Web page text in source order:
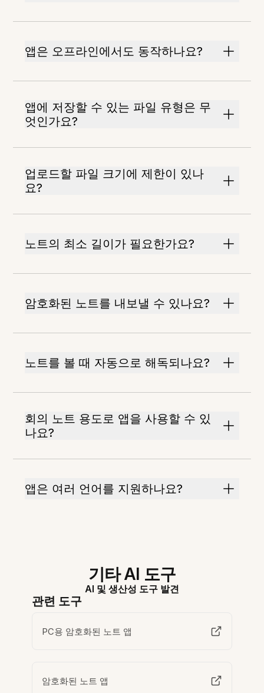
앱은 오프라인에서도 동작하나요?
앱에 저장할 수 있는 파일 유형은 무
엇인가요?
업로드할 파일 크기에 제한이 있나
요?
노트의 최소 길이가 필요한가요?
암호화된 노트를 내보낼 수 있나요?
노트를 볼 때 자동으로 해독되나요?
회의 노트 용도로 앱을 사용할 수 있
나요?
앱은 여러 언어를 지원하나요?
기타 AI 도구
AI 및 생산성 도구 발견
관련 도구
PC용 암호화된 노트 앱
암호화된 노트 앱